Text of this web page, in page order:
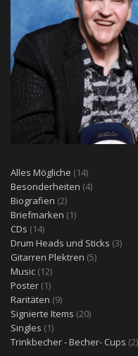
Alles Mögliche 1414
Produkte
Besonderheiten 44
Biografien 22
Produkte
Briefmarken 11
CDs 1414
Produkte
Drum Heads und Sticks 33
Gitarren Plektren 55
Music 1212
Produkte
Poster 11
Produkt
Raritäten 99
Produkte
Signierte Items 2020
Singles 11
Produkt
Trinkbecher - Becher- Cups 22